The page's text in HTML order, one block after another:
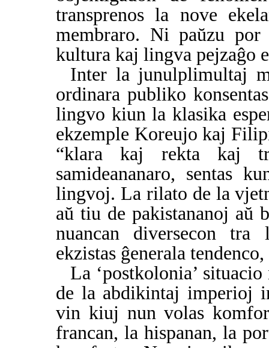
transprenos la nove
membraro. Ni paŭzu
kultura kaj lingva pejzaĝo
Inter la junulplimultaj
ordinara publiko
lingvo kiun la klasika
ekzemple Koreujo kaj
“klara kaj rekta kaj
samideananaro, sentas
lingvoj. La rilato de la
aŭ tiu de pakistananoj aŭ
nuancan diversecon
ekzistas ĝenerala
La ‘postkolonia’
de la abdikintaj imperioj
vin kiuj nun volas
francan, la hispanan, la